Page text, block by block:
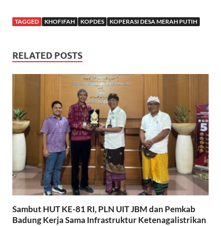
TAGGED KHOFIFAH KOPDES KOPERASI DESA MERAH PUTIH
RELATED POSTS
Sambut HUT KE-81 RI, PLN UIT JBM dan Pemkab
Badung Kerja Sama Infrastruktur Ketenagalistrikan